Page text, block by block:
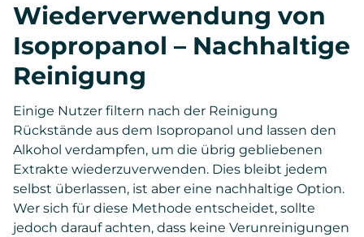
Wiederverwendung von
Isopropanol – Nachhaltige
Reinigung
Einige Nutzer filtern nach der Reinigung
Rückstände aus dem Isopropanol und lassen den
Alkohol verdampfen, um die übrig gebliebenen
Extrakte wiederzuverwenden. Dies bleibt jedem
selbst überlassen, ist aber eine nachhaltige Option.
Wer sich für diese Methode entscheidet, sollte
jedoch darauf achten, dass keine Verunreinigungen